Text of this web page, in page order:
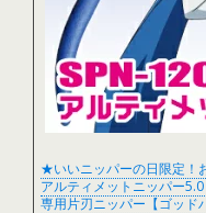
★いいニッパーの日限定！
アルティメットニッパー
専用片刃ニッパー【ゴッド